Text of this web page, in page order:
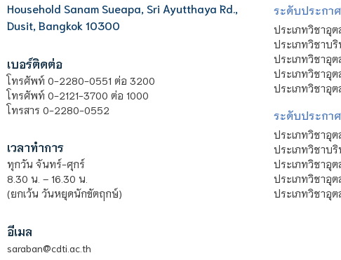
Household Sanam Sueapa, Sri Ayutthaya Rd.,
Dusit, Bangkok 10300
เบอร์ติดต่อ
โทรศัพท์ 0-2280-0551 ต่อ 3200
โทรศัพท์ 0-2121-3700 ต่อ 1000
โทรสาร 0-2280-0552
เวลาทำการ
ทุกวัน จันทร์-ศุกร์
8.30 น. – 16.30 น.
(ยกเว้น วันหยุดนักขัตฤกษ์)
อีเมล
saraban@cdti.ac.th
ระดับประกา
ประเภทวิชาอุต
ประเภทวิชาบริ
ประเภทวิชาอุ
ประเภทวิชาอุต
ประเภทวิชาอุ
ระดับประกา
ประเภทวิชาอุต
ประเภทวิชาบริ
ประเภทวิชาอุ
ประเภทวิชาอุต
ประเภทวิชาอุ